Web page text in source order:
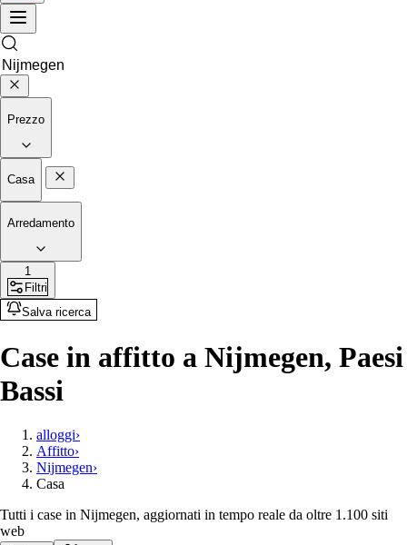
Prezzo
Casa
Arredamento
1
Filtri
Salva ricerca
Case in affitto a Nijmegen, Paesi
Bassi
alloggi›
Affitto›
Nijmegen›
Casa
Tutti i case in Nijmegen, aggiornati in tempo reale da oltre 1.100 siti
web